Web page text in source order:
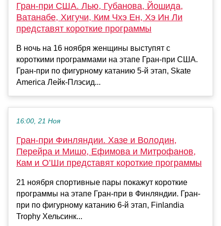
Гран-при США. Лью, Губанова, Йошида,
Ватанабе, Хигучи, Ким Чхэ Ен, Хэ Ин Ли
представят короткие программы
В ночь на 16 ноября женщины выступят с
короткими программами на этапе Гран-при США.
Гран-при по фигурному катанию 5-й этап, Skate
America Лейк-Плэсид...
16:00, 21 Ноя
Гран-при Финляндии. Хазе и Володин,
Перейра и Мишо, Ефимова и Митрофанов,
Кам и О’Ши представят короткие программы
21 ноября спортивные пары покажут короткие
программы на этапе Гран-при в Финляндии. Гран-
при по фигурному катанию 6-й этап, Finlandia
Trophy Хельсинк...